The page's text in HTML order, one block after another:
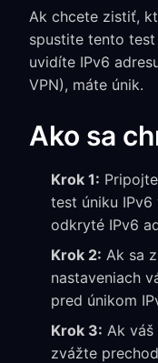
Ak chcete zistiť,
spustite tento
uvidíte IPv6
VPN), máte únik.
Ako sa
Krok 1:
test úniku
odkryté IPv6
Krok 2: Ak sa
nastaveniach
pred únikom
Krok 3: Ak váš
zvážte